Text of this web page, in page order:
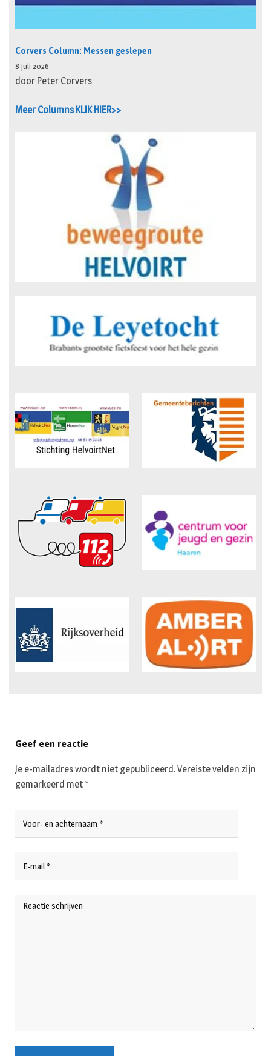
Corvers Column: Messen geslepen
8 juli 2026
door Peter Corvers
Meer Columns KLIK HIER>>
Geef een reactie
Je e-mailadres wordt niet gepubliceerd.Vereiste velden zijn
gemarkeerd met *